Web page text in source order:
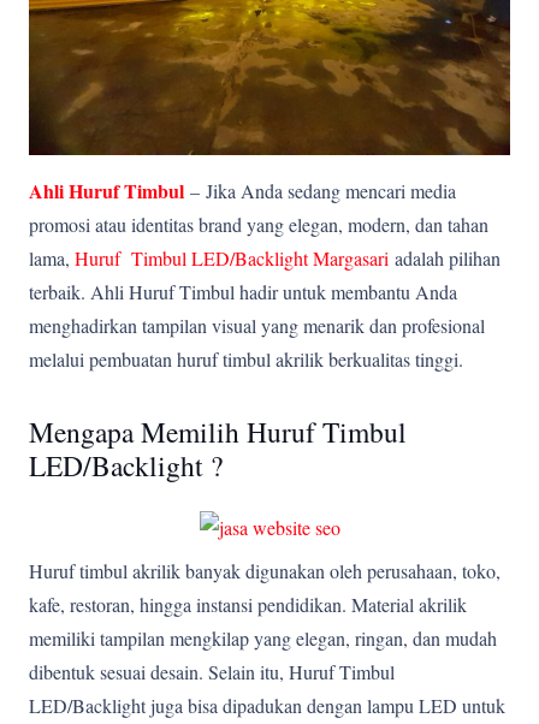
Ahli Huruf Timbul – Jika Anda sedang mencari media
promosi atau identitas brand yang elegan, modern, dan tahan
lama, Huruf Timbul LED/Backlight Margasari adalah pilihan
terbaik. Ahli Huruf Timbul hadir untuk membantu Anda
menghadirkan tampilan visual yang menarik dan profesional
melalui pembuatan huruf timbul akrilik berkualitas tinggi.
Mengapa Memilih Huruf Timbul
LED/Backlight ?
Huruf timbul akrilik banyak digunakan oleh perusahaan, toko,
kafe, restoran, hingga instansi pendidikan. Material akrilik
memiliki tampilan mengkilap yang elegan, ringan, dan mudah
dibentuk sesuai desain. Selain itu, Huruf Timbul
LED/Backlight juga bisa dipadukan dengan lampu LED untuk